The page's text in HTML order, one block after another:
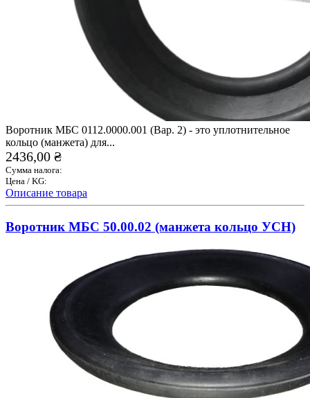
Воротник МБС 0112.0000.001 (Вар. 2) - это уплотнительное
кольцо (манжета) для...
2436,00 ₴
Сумма налога:
Цена / KG:
Описание товара
Воротник МБС 50.00.02 (манжета кольцо УСН)